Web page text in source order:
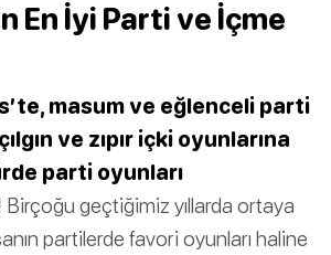
En İyi Parti ve İçme
masum ve eğlenceli parti
ve zıpır içki oyunlarına
parti oyunları
Birçoğu geçtiğimiz yıllarda ortaya
partilerde favori oyunları haline